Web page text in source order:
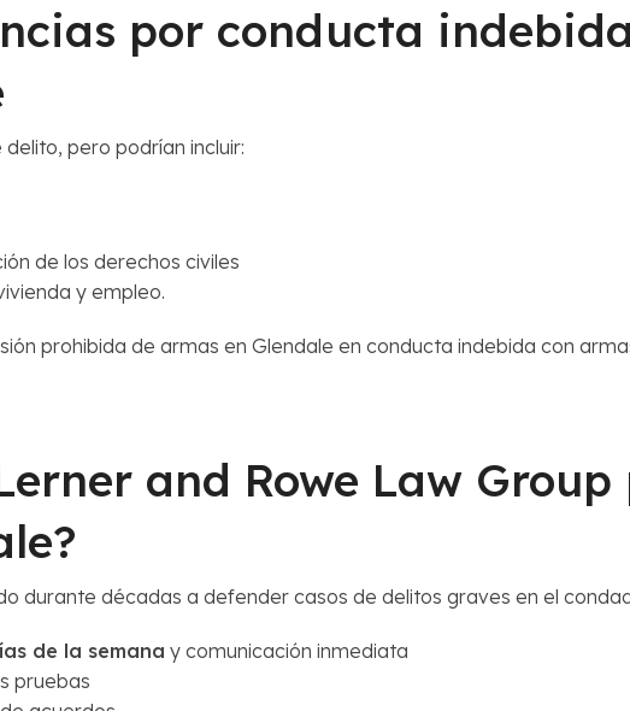
por conducta
pero podrían incluir:
de los derechos civiles
y empleo.
prohibida de armas en Glendale en conducta indebida con
and Rowe Law Group
durante décadas a defender casos de delitos graves en el
de la semana y comunicación inmediata
pruebas